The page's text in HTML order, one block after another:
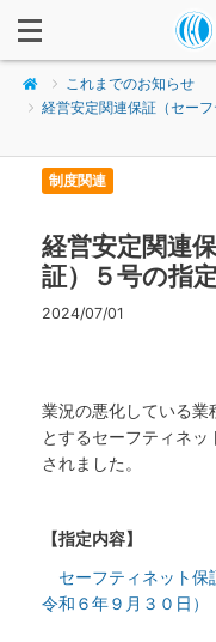
これまでのお知らせ
経営安定関連保証（セー
制度関連
経営安定関連
証）５号の指
2024/07/01
業況の悪化している業
とするセーフティネ
されました。
【指定内容】
セーフティネット保
令和６年９月３０日）